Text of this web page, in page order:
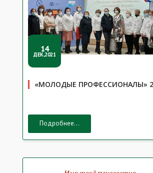
14
ДЕК,2021
«МОЛОДЫЕ ПРОФЕССИОНАЛЫ»
Подробнее...